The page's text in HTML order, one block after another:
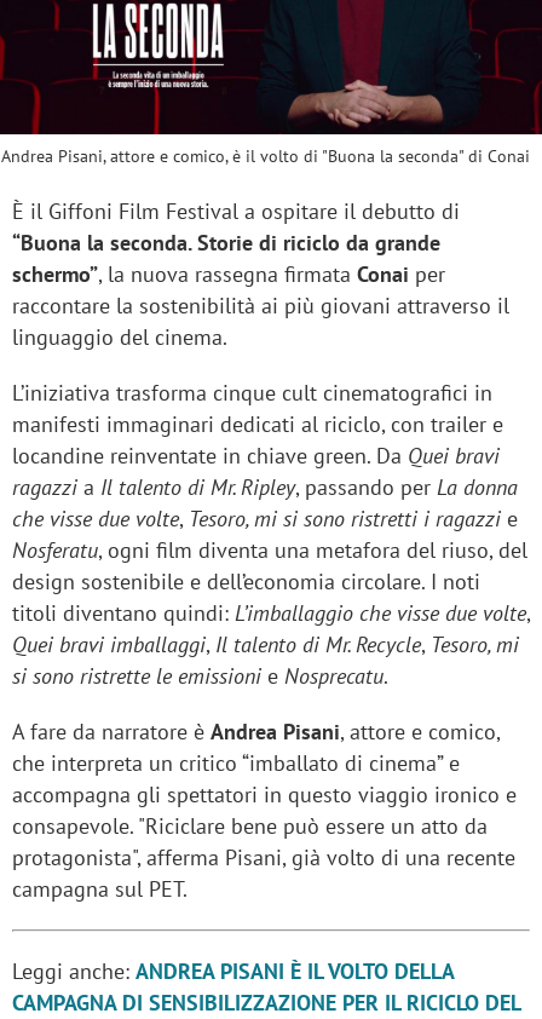
Andrea Pisani, attore e comico, è il volto di "Buona la seconda" di Conai
È il Giffoni Film Festival a ospitare il debutto di
“Buona la seconda. Storie di riciclo da grande
schermo”, la nuova rassegna firmata Conai per
raccontare la sostenibilità ai più giovani attraverso il
linguaggio del cinema.
L’iniziativa trasforma cinque cult cinematografici in
manifesti immaginari dedicati al riciclo, con trailer e
locandine reinventate in chiave green. Da Quei bravi
ragazzi a Il talento di Mr. Ripley, passando per La donna
che visse due volte, Tesoro, mi si sono ristretti i ragazzi e
Nosferatu, ogni film diventa una metafora del riuso, del
design sostenibile e dell’economia circolare. I noti
titoli diventano quindi: L’imballaggio che visse due volte,
Quei bravi imballaggi, Il talento di Mr. Recycle, Tesoro, mi
si sono ristrette le emissioni e Nosprecatu.
A fare da narratore è Andrea Pisani, attore e comico,
che interpreta un critico “imballato di cinema” e
accompagna gli spettatori in questo viaggio ironico e
consapevole. "Riciclare bene può essere un atto da
protagonista", afferma Pisani, già volto di una recente
campagna sul PET.
Leggi anche: ANDREA PISANI È IL VOLTO DELLA
CAMPAGNA DI SENSIBILIZZAZIONE PER IL RICICLO DEL